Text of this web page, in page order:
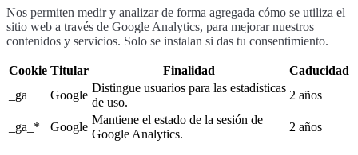
Nos permiten medir y analizar de forma agregada cómo se utiliza el
sitio web a través de Google Analytics, para mejorar nuestros
contenidos y servicios. Solo se instalan si das tu consentimiento.
Cookie Titular Finalidad
Caducidad
_ga
Google
Distingue usuarios para las estadísticas
de uso.
2 años
_ga_* Google
Mantiene el estado de la sesión de
Google Analytics.
2 años